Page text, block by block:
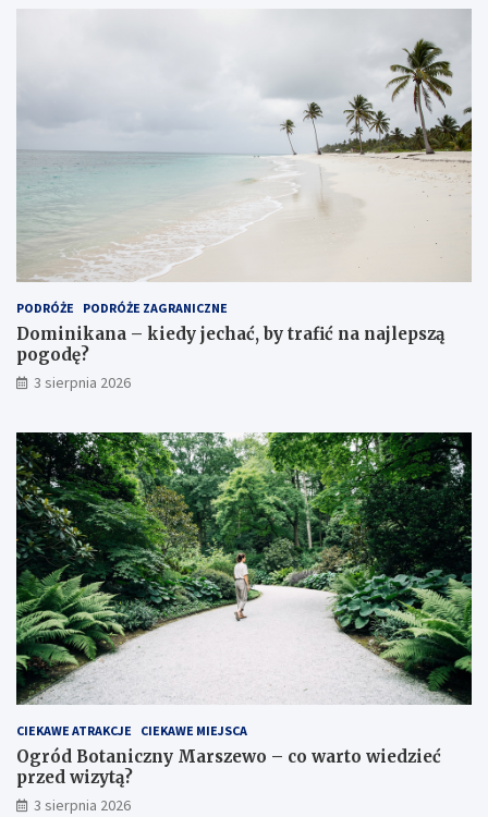
PODRÓŻE PODRÓŻE ZAGRANICZNE
Dominikana – kiedy jechać, by trafić na najlepszą
pogodę?
3 sierpnia 2026
CIEKAWE ATRAKCJE CIEKAWE MIEJSCA
Ogród Botaniczny Marszewo – co warto wiedzieć
przed wizytą?
3 sierpnia 2026